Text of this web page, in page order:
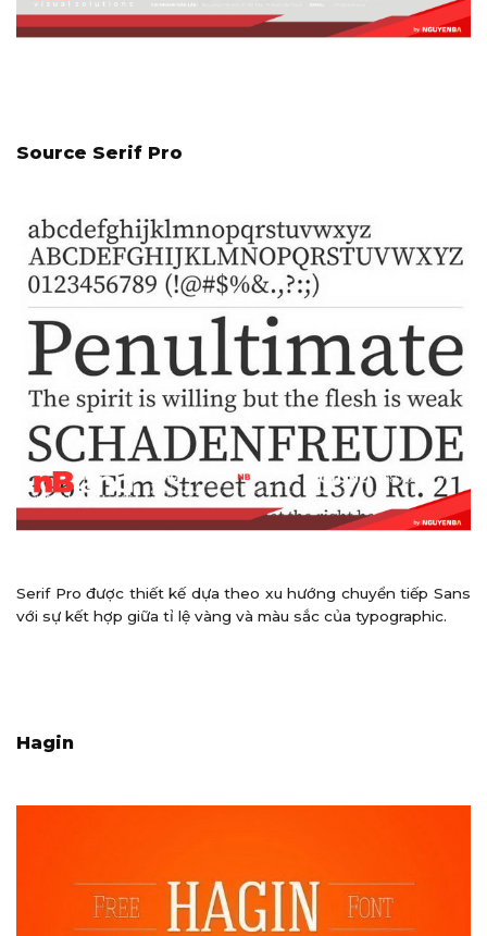
Source Serif Pro
Serif Pro được thiết kế dựa theo xu hướng chuyển tiếp Sans
với sự kết hợp giữa tỉ lệ vàng và màu sắc của typographic.
Hagin